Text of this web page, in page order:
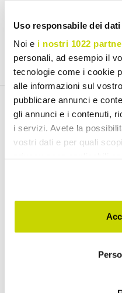
Uso responsabile dei dati
Noi e i nostri 1022
personali, ad esempio il
tecnologie come i cookie
alle informazioni sul
pubblicare annunci e
gli annunci e i contenuti,
i servizi. Avete la
vostri dati e per quali
modificare o revocare il
momento dalla
sull'icona di attivazione
raccogliere
(Link)
Discover